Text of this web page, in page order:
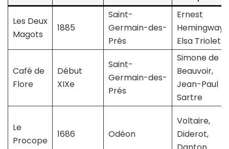
Les Deux
Magots
1885
Saint-
Germain-des-
Prés
Ernest
Hemingway,
Elsa Triolet
Café de
Flore
Début
XIXe
Saint-
Germain-des-
Prés
Simone de
Beauvoir,
Jean-Paul
Sartre
Le
Procope
1686 Odéon
Voltaire,
Diderot,